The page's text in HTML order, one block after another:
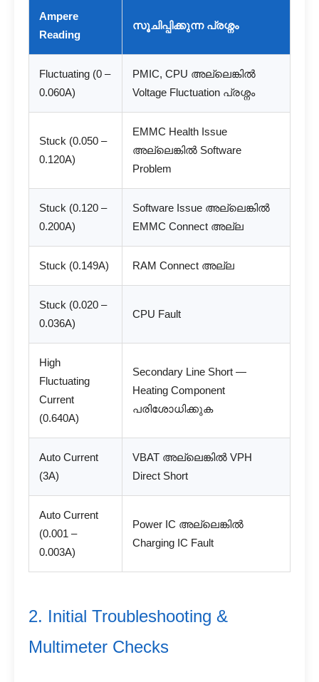
Resources
Contact Us
Ampere
Reading
സൂചിപ്പിക്കുന്ന പ്രശ്നം
Fluctuating (0 –
0.060A)
PMIC, CPU അല്ലെങ്കിൽ
Voltage Fluctuation പ്രശ്നം
Stuck (0.050 –
0.120A)
EMMC Health Issue
അല്ലെങ്കിൽ Software
Problem
Stuck (0.120 –
0.200A)
Software Issue അല്ലെങ്കിൽ
EMMC Connect അല്ല
Stuck (0.149A) RAM Connect അല്ല
Stuck (0.020 –
0.036A)
CPU Fault
High
Fluctuating
Current
(0.640A)
Secondary Line Short —
Heating Component
പരിശോധിക്കുക
Auto Current
(3A)
VBAT അല്ലെങ്കിൽ VPH
Direct Short
Auto Current
(0.001 –
0.003A)
Power IC അല്ലെങ്കിൽ
Charging IC Fault
2. Initial Troubleshooting &
Multimeter Checks